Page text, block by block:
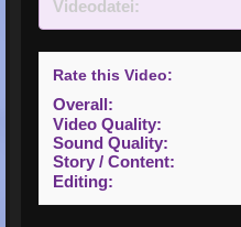
Videodatei:
Rate this Video:
Overall:
Video Quality:
Sound Quality:
Story / Content:
Editing: